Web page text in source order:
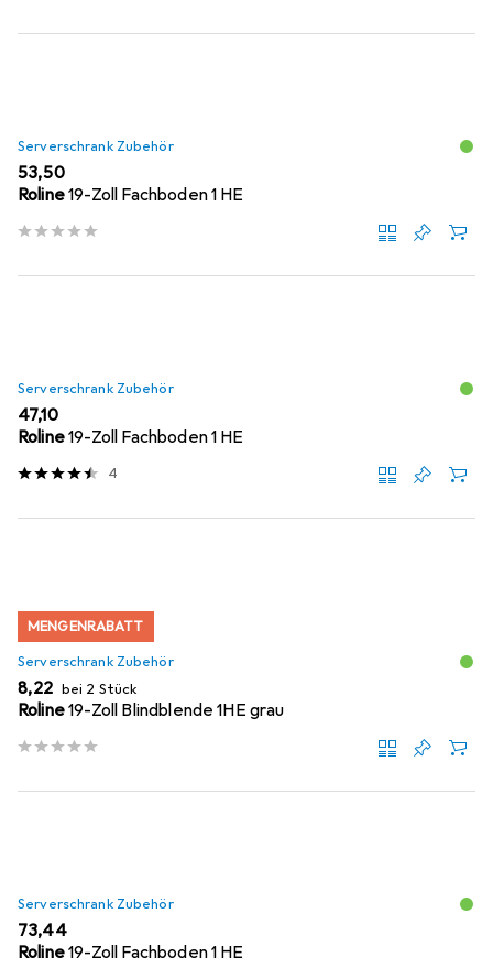
Serverschrank Zubehör
EUR
53,50
Roline19-Zoll Fachboden 1 HE
Serverschrank Zubehör
EUR
47,10
Roline19-Zoll Fachboden 1 HE
4
MENGENRABATT
Serverschrank Zubehör
EUR
8,22 bei 2 Stück
Roline19-Zoll Blindblende 1HE grau
Serverschrank Zubehör
EUR
73,44
Roline19-Zoll Fachboden 1 HE